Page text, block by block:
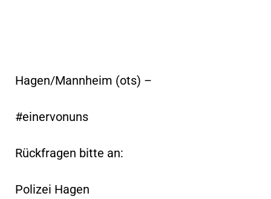
Hagen/Mannheim (ots) –
#einervonuns
Rückfragen bitte an:
Polizei Hagen